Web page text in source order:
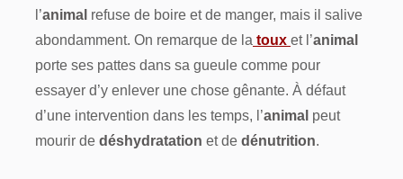
l’animal refuse de boire et de manger, mais il salive
abondamment. On remarque de la toux et l’animal
porte ses pattes dans sa gueule comme pour
essayer d’y enlever une chose gênante. À défaut
d’une intervention dans les temps, l’animal peut
mourir de déshydratation et de dénutrition.